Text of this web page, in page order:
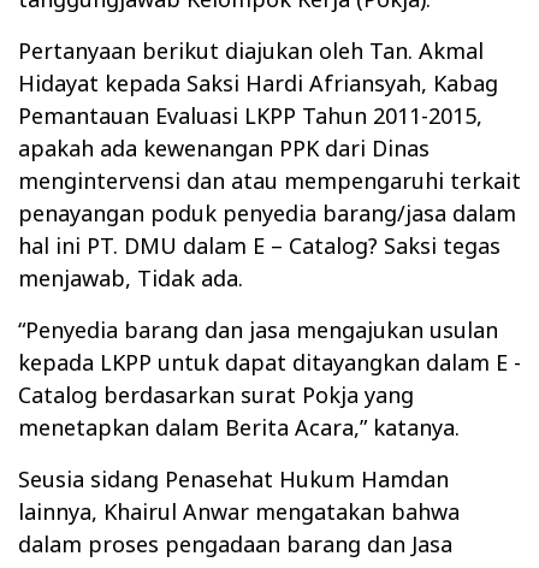
Pertanyaan berikut diajukan oleh Tan. Akmal
Hidayat kepada Saksi Hardi Afriansyah, Kabag
Pemantauan Evaluasi LKPP Tahun 2011-2015,
apakah ada kewenangan PPK dari Dinas
mengintervensi dan atau mempengaruhi terkait
penayangan poduk penyedia barang/jasa dalam
hal ini PT. DMU dalam E – Catalog? Saksi tegas
menjawab, Tidak ada.
“Penyedia barang dan jasa mengajukan usulan
kepada LKPP untuk dapat ditayangkan dalam E -
Catalog berdasarkan surat Pokja yang
menetapkan dalam Berita Acara,” katanya.
Seusia sidang Penasehat Hukum Hamdan
lainnya, Khairul Anwar mengatakan bahwa
dalam proses pengadaan barang dan Jasa